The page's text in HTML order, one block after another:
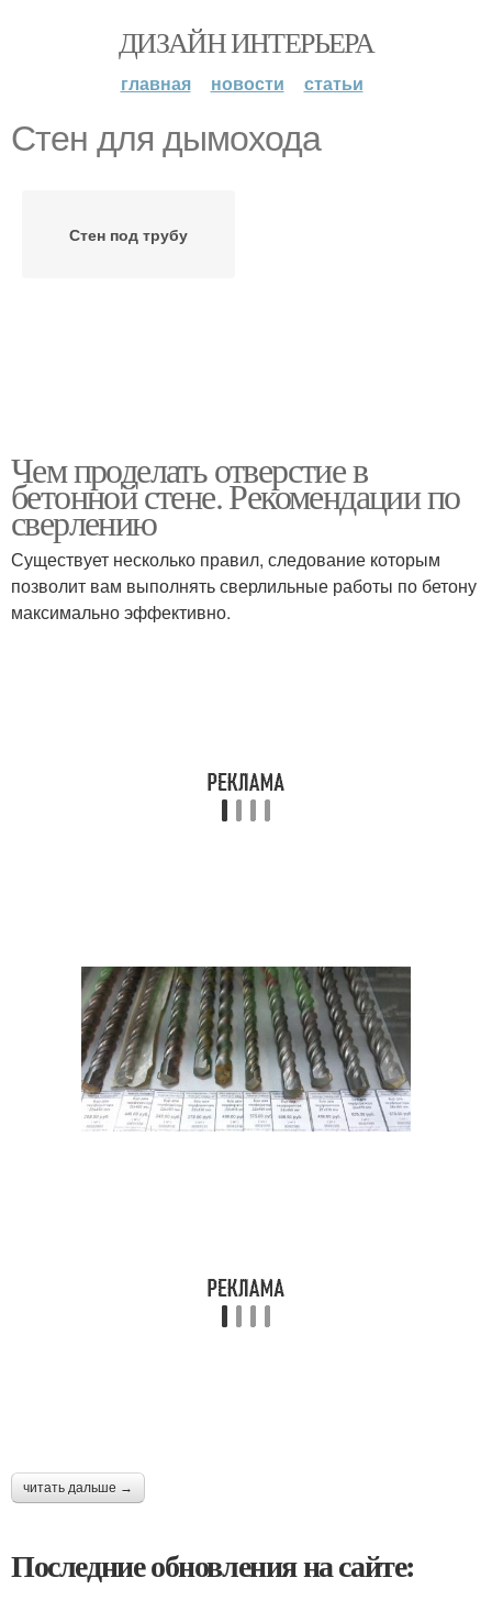
ДИЗАЙН ИНТЕРЬЕРА
главная новости статьи
Стен для дымохода
Стен под трубу
Чем проделать отверстие в
бетонной стене. Рекомендации по
сверлению
Существует несколько правил, следование которым
позволит вам выполнять сверлильные работы по бетону
максимально эффективно.
читать дальше →
Последние обновления на сайте: